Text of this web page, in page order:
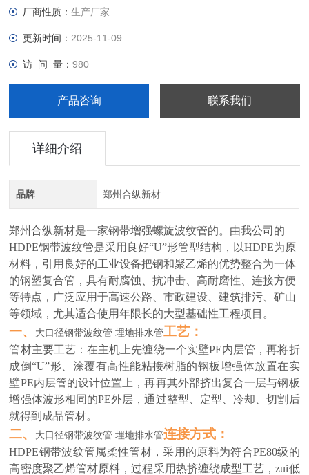
厂商性质：生产厂家
更新时间： 2025-11-09
访 问 量：980
产品咨询 联系我们
详细介绍
品牌 郑州合纵新材
郑州合纵新材是一家钢带增强螺旋波纹管的。由我公司的
HDPE钢带波纹管是采用良好“U”形管型结构，以HDPE为原
材料，引用良好的工业设备把钢和聚乙烯的优势整合为一体
的钢塑复合管，具有耐腐蚀、抗冲击、高耐磨性、连接方便
等特点，广泛应用于高速公路、市政建设、建筑排污、矿山
等领域，尤其适合使用年限长的大型基础性工程项目。
一、 大口径钢带波纹管 埋地排水管工艺：
管材主要工艺：在主机上先缠绕一个实壁PE内层管，再将折
成倒“U”形、涂覆有高性能粘接树脂的钢板增强体放置在实
壁PE内层管的设计位置上，再再其外部挤出复合一层与钢板
增强体波形相同的PE外层，通过整型、定型、冷却、切割后
就得到成品管材。
二、 大口径钢带波纹管 埋地排水管连接方式：
HDPE钢带波纹管属柔性管材，采用的原料为符合PE80级的
高密度聚乙烯管材原料，过程采用热挤缠绕成型工艺，zui低